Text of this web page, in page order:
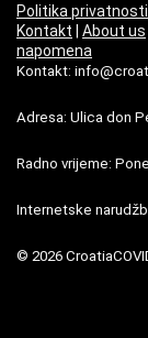
Politika privatnosti
Kontakt | About us
napomena
Kontakt:
Adresa: Ulica don
Radno vrijeme:
Internetske
© 2026